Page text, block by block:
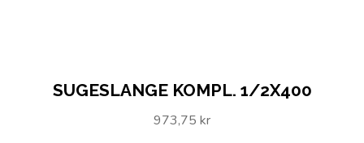
SUGESLANGE KOMPL. 1/2X400
973,75 kr